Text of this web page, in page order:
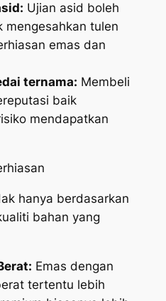
Ujian asid boleh
mengesahkan tulen
emas dan
ternama: Membeli
baik
mendapatkan
hanya berdasarkan
bahan yang
Emas dengan
tertentu lebih